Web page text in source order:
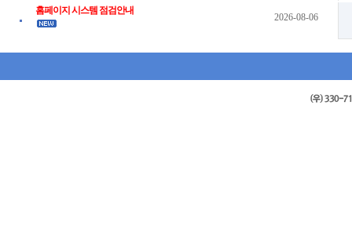
홈페이지 시스템 점검안내
2026-08-06